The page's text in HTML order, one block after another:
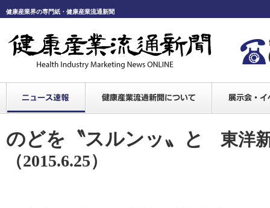
健康産業界の専門紙・健康産業流通新聞
のどを〝スルンッ〟と
東洋
（2015.6.25）